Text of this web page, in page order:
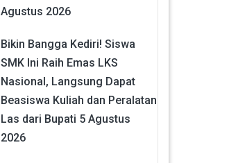
Agustus 2026
Bikin Bangga Kediri! Siswa
SMK Ini Raih Emas LKS
Nasional, Langsung Dapat
Beasiswa Kuliah dan Peralatan
Las dari Bupati 5 Agustus
2026